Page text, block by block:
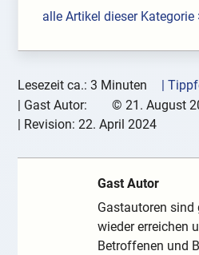
alle Artikel dieser Kategorie
Lesezeit ca.: 3 Minuten
|
Gast Autor: © 21. August
| Revision:22. April 2024
Gast Autor
Gastautoren sind
wieder erreichen
Betroffenen und